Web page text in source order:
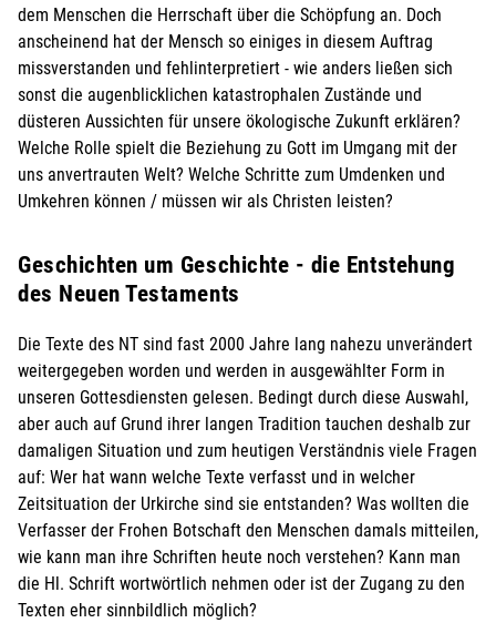
dem Menschen die Herrschaft über die Schöpfung an. Doch
anscheinend hat der Mensch so einiges in diesem Auftrag
missverstanden und fehlinterpretiert - wie anders ließen sich
sonst die augenblicklichen katastrophalen Zustände und
düsteren Aussichten für unsere ökologische Zukunft erklären?
Welche Rolle spielt die Beziehung zu Gott im Umgang mit der
uns anvertrauten Welt? Welche Schritte zum Umdenken und
Umkehren können / müssen wir als Christen leisten?
Geschichten um Geschichte - die Entstehung
des Neuen Testaments
Die Texte des NT sind fast 2000 Jahre lang nahezu unverändert
weitergegeben worden und werden in ausgewählter Form in
unseren Gottesdiensten gelesen. Bedingt durch diese Auswahl,
aber auch auf Grund ihrer langen Tradition tauchen deshalb zur
damaligen Situation und zum heutigen Verständnis viele Fragen
auf: Wer hat wann welche Texte verfasst und in welcher
Zeitsituation der Urkirche sind sie entstanden? Was wollten die
Verfasser der Frohen Botschaft den Menschen damals mitteilen,
wie kann man ihre Schriften heute noch verstehen? Kann man
die Hl. Schrift wortwörtlich nehmen oder ist der Zugang zu den
Texten eher sinnbildlich möglich?